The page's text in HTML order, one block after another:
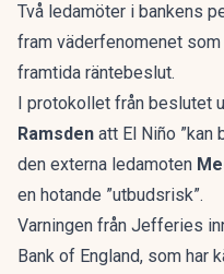
Två ledamöter i bankens
fram väderfenomenet
framtida räntebeslut.
I protokollet från beslutet
Ramsden att El Niño ”kan
den externa ledamoten
en hotande ”utbudsrisk”.
Varningen från Jefferies
Bank of England, som har